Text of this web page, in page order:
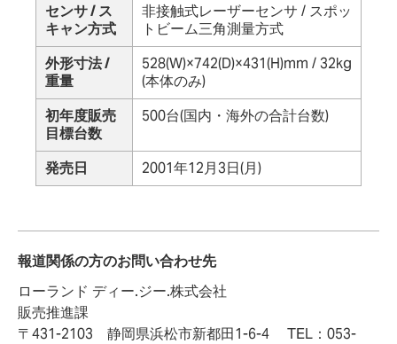
センサ / ス
キャン方式
非接触式レーザーセンサ / スポッ
トビーム三角測量方式
外形寸法 /
重量
528(W)×742(D)×431(H)mm / 32kg
(本体のみ)
初年度販売
目標台数
500台(国内・海外の合計台数)
発売日 2001年12月3日(月)
報道関係の方のお問い合わせ先
ローランド ディー.ジー.株式会社
販売推進課
〒431-2103 静岡県浜松市新都田1-6-4 TEL：053-